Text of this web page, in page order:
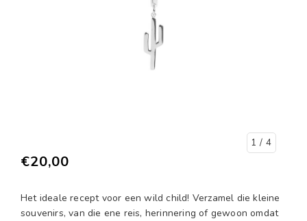
1 / 4
€20,00
Het ideale recept voor een wild child! Verzamel die kleine
souvenirs, van die ene reis, herinnering of gewoon omdat